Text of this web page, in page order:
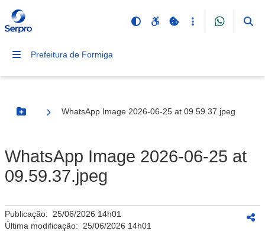
Prefeitura de Formiga
Botão Menu
WhatsApp Image 2026-06-25 at 09.59.37.jpeg
WhatsApp Image 2026-06-25 at
09.59.37.jpeg
Publicação: 25/06/2026 14h01
Última modificação: 25/06/2026 14h01